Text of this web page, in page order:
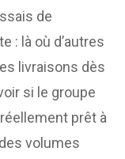
de
: là où d’autres
livraisons dès
si le groupe
prêt à
volumes